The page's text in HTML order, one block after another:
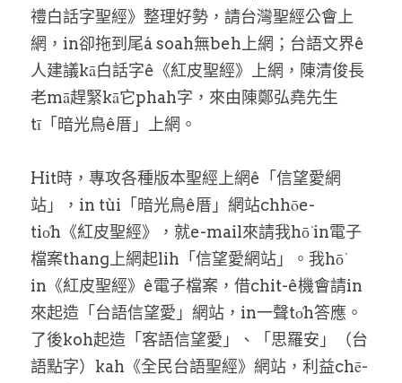
禮白話字聖經》整理好勢，請台灣聖經公會上
網，in卻拖到尾á soah無beh上網；台語文界ê
人建議kā白話字ê《紅皮聖經》上網，陳清俊長
老mā趕緊kā它phah字，來由陳鄭弘堯先生
tī「暗光鳥ê厝」上網。
Hit時，專攻各種版本聖經上網ê「信望愛網
站」，in tùi「暗光鳥ê厝」網站chhōe-
tio̍h《紅皮聖經》，就e-mail來請我hō͘ in電子
檔案thang上網起lih「信望愛網站」。我hō͘
in《紅皮聖經》ê電子檔案，借chit-ê機會請in
來起造「台語信望愛」網站，in一聲to̍h答應。
了後koh起造「客語信望愛」、「思羅安」（台
語點字）kah《全民台語聖經》網站，利益chē-